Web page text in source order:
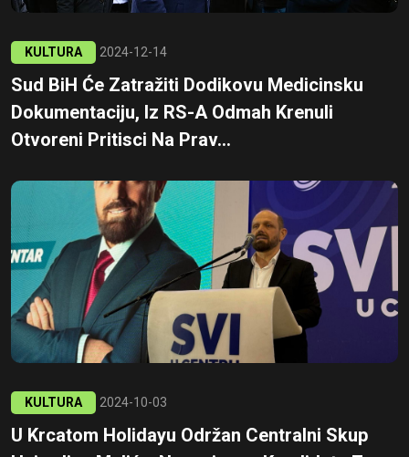
KULTURA 2024-12-14
Sud BiH Će Zatražiti Dodikovu Medicinsku
Dokumentaciju, Iz RS-A Odmah Krenuli
Otvoreni Pritisci Na Prav...
KULTURA 2024-10-03
U Krcatom Holidayu Održan Centralni Skup